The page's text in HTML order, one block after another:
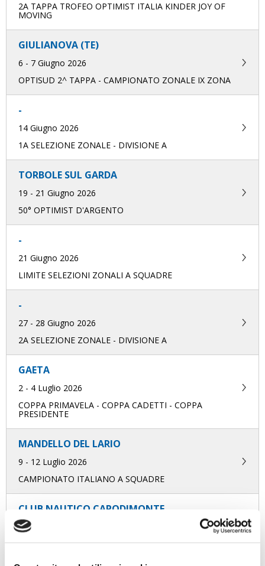
2A TAPPA TROFEO OPTIMIST ITALIA KINDER JOY OF
MOVING
GIULIANOVA (TE)
6 - 7 Giugno 2026
OPTISUD 2^ TAPPA - CAMPIONATO ZONALE IX ZONA
-
14 Giugno 2026
1A SELEZIONE ZONALE - DIVISIONE A
TORBOLE SUL GARDA
19 - 21 Giugno 2026
50° OPTIMIST D'ARGENTO
-
21 Giugno 2026
LIMITE SELEZIONI ZONALI A SQUADRE
-
27 - 28 Giugno 2026
2A SELEZIONE ZONALE - DIVISIONE A
GAETA
2 - 4 Luglio 2026
COPPA PRIMAVELA - COPPA CADETTI - COPPA
PRESIDENTE
MANDELLO DEL LARIO
9 - 12 Luglio 2026
CAMPIONATO ITALIANO A SQUADRE
CLUB NAUTICO CAPODIMONTE
23 - 25 Luglio 2026
3A TAPPA TROFEO OPTIMIST ITALIA KINDER JOY OF